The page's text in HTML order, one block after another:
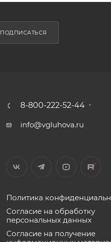
ПОДПИСАТЬСЯ
8-800-222-52-44
info@vgluhova.ru
Политика
Согласие на обработку
персональных данных
Согласие на получение